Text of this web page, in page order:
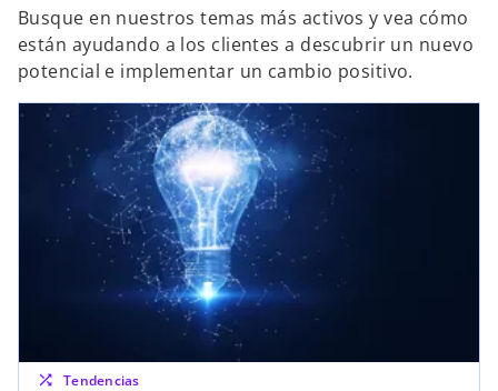
Busque en nuestros temas más activos y vea cómo
están ayudando a los clientes a descubrir un nuevo
potencial e implementar un cambio positivo.
shuffle Tendencias